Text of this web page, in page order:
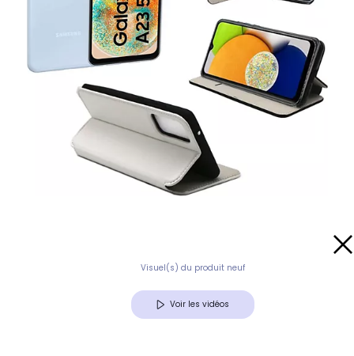
Visuel(s) du produit neuf
Voir les vidéos